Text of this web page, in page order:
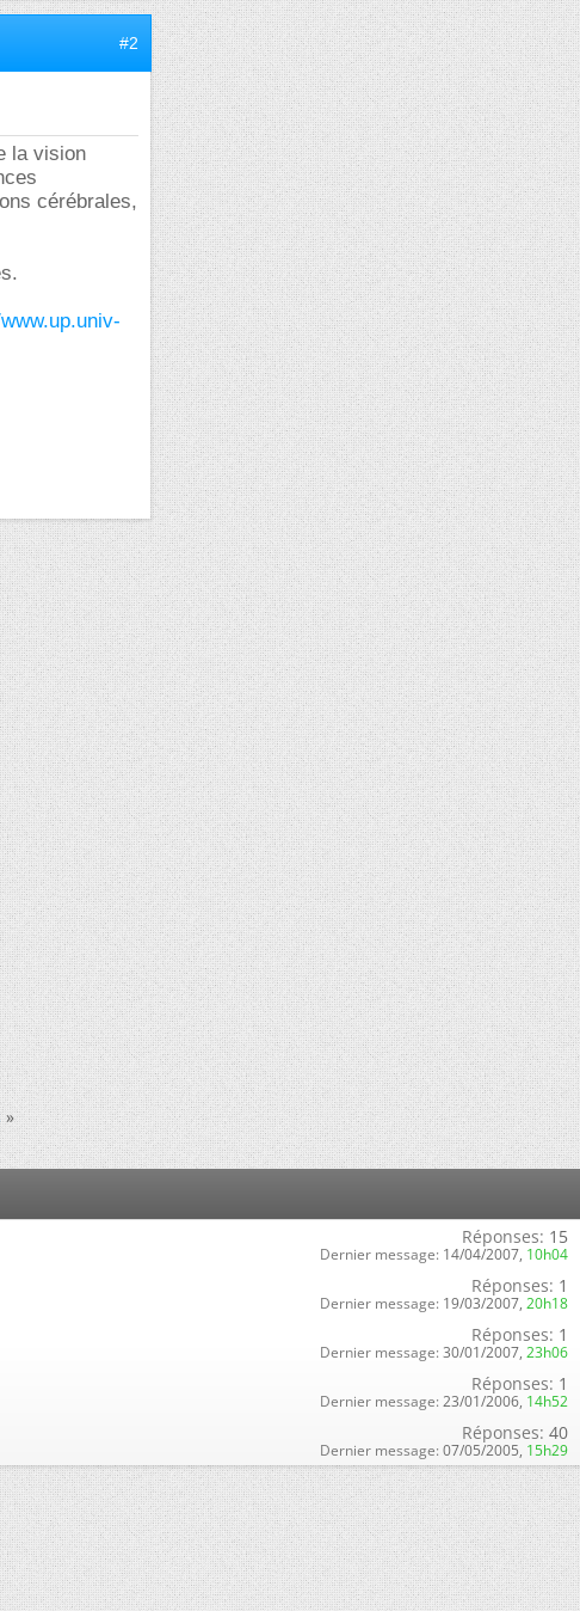
#2
la vision
cérébrales,
»
Réponses: 15
Dernier message: 14/04/2007, 10h04
Réponses: 1
Dernier message: 19/03/2007, 20h18
Réponses: 1
Dernier message: 30/01/2007, 23h06
Réponses: 1
Dernier message: 23/01/2006, 14h52
Réponses: 40
Dernier message: 07/05/2005, 15h29